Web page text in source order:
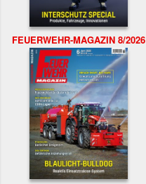
FEUERWEHR-MAGAZIN 8/2026